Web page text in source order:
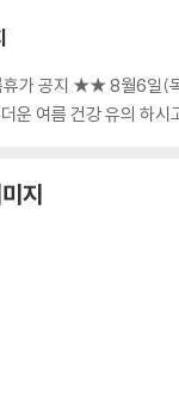
가 공지 ★★ 8월6일(목)
운 여름 건강 유의 하
지